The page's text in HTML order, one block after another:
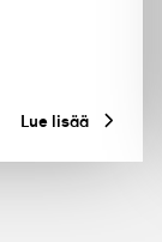
Lue lisää